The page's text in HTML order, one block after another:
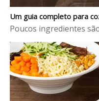
Poucos ingredientes